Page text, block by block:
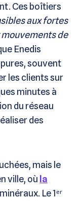
Ces boîtiers
aux fortes
de
Enedis
souvent
les clients sur
minutes à
du réseau
des
mais le
ville, où la
Le 1ᵉʳ